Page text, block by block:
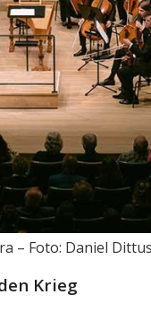
– Foto: Daniel
Krieg